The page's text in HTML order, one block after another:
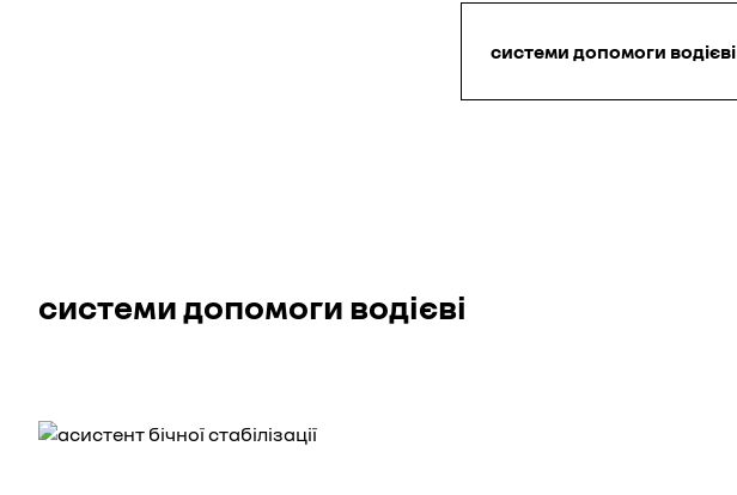
системи допомоги водієві
системи допомоги водієві